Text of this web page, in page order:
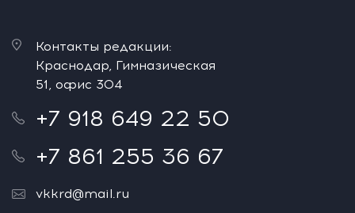
Контакты редакции:
Краснодар, Гимназическая
51, офис 304
+7 918 649 22 50
+7 861 255 36 67
vkkrd@mail.ru